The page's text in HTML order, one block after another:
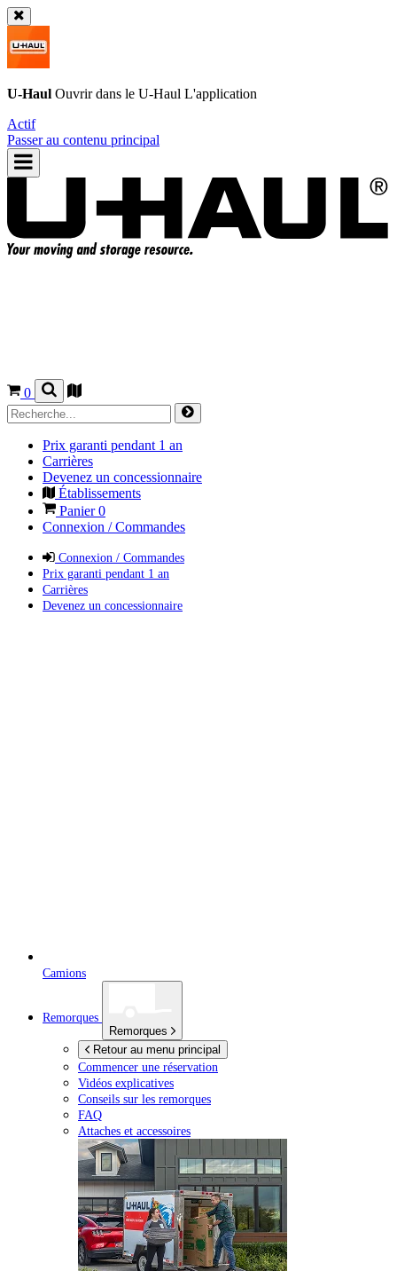
U-Haul Ouvrir dans le U-Haul L'application
Actif
Passer au contenu principal
0
Prix garanti pendant 1 an
Carrières
Devenez un concessionnaire
Établissements
Panier0
Connexion / Commandes
Connexion / Commandes
Prix garanti pendant 1 an
Carrières
Devenez un concessionnaire
Camions
Remorques
Remorques
Retour au menu principal
Commencer une réservation
Vidéos explicatives
Conseils sur les remorques
FAQ
Attaches et accessoires